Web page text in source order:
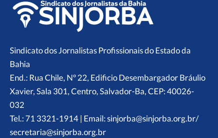
Sindicato dos Jornalistas Profissionais do Estado da
Bahia
End.: Rua Chile, Nº 22, Edificio Desembargador Bráulio
Xavier, Sala 301, Centro, Salvador-Ba, CEP: 40026-
032
Tel.: 71 3321-1914 | Email: sinjorba@sinjorba.org.br/
secretaria@sinjorba.org.br